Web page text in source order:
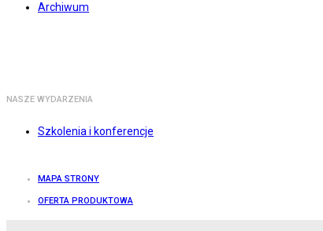
Archiwum
NASZE WYDARZENIA
Szkolenia i konferencje
MAPA STRONY
OFERTA PRODUKTOWA